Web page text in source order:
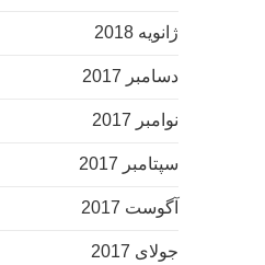
ژانویه 2018
دسامبر 2017
نوامبر 2017
سپتامبر 2017
آگوست 2017
جولای 2017